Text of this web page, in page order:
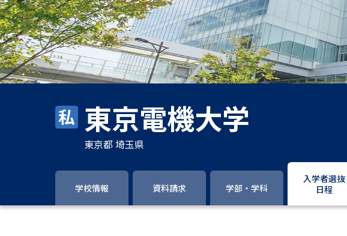
東京電機大学
東京都 埼玉県
学校情報 資料請求 学部・学科
入学者選抜
日程